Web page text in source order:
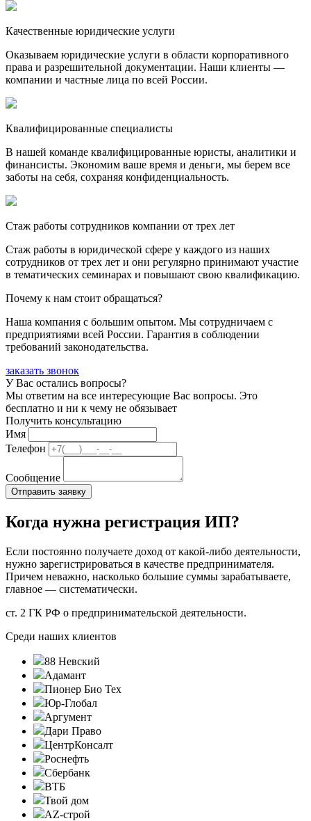
Качественные юридические услуги
Оказываем юридические услуги в области корпоративного
права и разрешительной документации. Наши клиенты —
компании и частные лица по всей России.
Квалифицированные специалисты
В нашей команде квалифицированные юристы, аналитики и
финансисты. Экономим ваше время и деньги, мы берем все
заботы на себя, сохраняя конфиденциальность.
Стаж работы сотрудников компании от трех лет
Стаж работы в юридической сфере у каждого из наших
сотрудников от трех лет и они регулярно принимают участие
в тематических семинарах и повышают свою квалификацию.
Почему к нам стоит обращаться?
Наша компания с большим опытом. Мы сотрудничаем с
предприятиями всей России. Гарантия в соблюдении
требований законодательства.
заказать звонок
У Вас остались вопросы?
Мы ответим на все интересующие Вас вопросы. Это
бесплатно и ни к чему не обязывает
Получить консультацию
Имя
Телефон
Сообщение
Когда нужна регистрация ИП?
Если постоянно получаете доход от какой-либо деятельности,
нужно зарегистрироваться в качестве предпринимателя.
Причем неважно, насколько большие суммы зарабатываете,
главное — систематически.
ст. 2 ГК РФ о предпринимательской деятельности.
Среди наших клиентов
88 Невский
Адамант
Пионер Био Тех
Юр-Глобал
Аргумент
Дари Право
ЦентрКонсалт
Роснефть
Сбербанк
ВТБ
Твой дом
AZ-строй